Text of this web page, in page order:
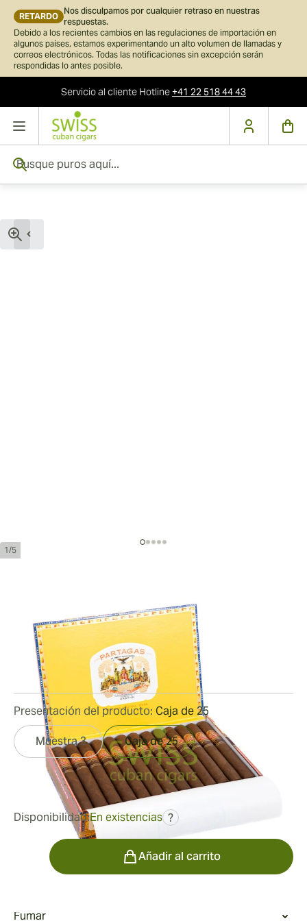
RETARDO
Nos disculpamos por cualquier retraso en nuestras
respuestas.
Debido a los recientes cambios en las regulaciones de importación en
algunos países, estamos experimentando un alto volumen de llamadas y
correos electrónicos. Todas las notificaciones sin excepción serán
respondidas lo antes posible.
Servicio al cliente Hotline+41 22 518 44 43
1/5
Medidor de anillo:
46
Longitud:
143 mm / 5.6 pulgadas
0 Reseñas
394,17 € fue 606,08 €
Disponibilidad:En existencias ?
Presentación del producto: Caja de 25
Muestra 3 Caja de 25
Cantidad
Añadir al carrito
Fumar